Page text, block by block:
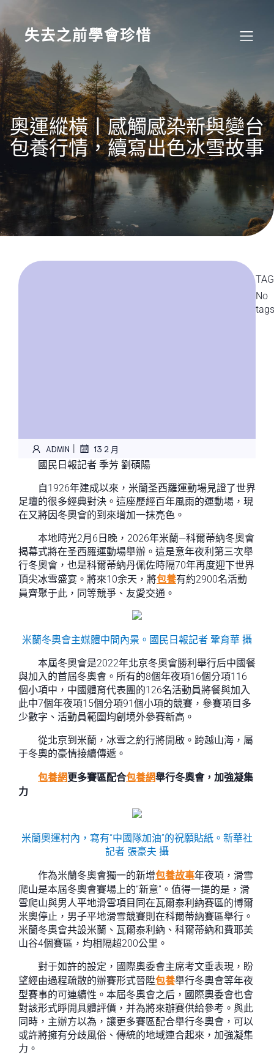
content
失去之前學會珍惜
奧運縱橫丨感觸感染新與變台
包養行情，續寫出色冰雪故事
ADMIN | 13 2 月
國民日報記者 季芳 劉碩陽
自1926年建成以來，米蘭圣西羅運動場見證了世界
足壇的很多經典對決。這座歷經百年風雨的運動場，現
在又將因冬奧會的到來增加一抹亮色。
本地時光2月6日晚，2026年米蘭—科爾蒂納冬奧會
揭幕式將在圣西羅運動場舉辦。這是意年夜利第三次舉
行冬奧會，也是科爾蒂納丹佩佐時隔70年再度迎下世界
頂尖冰雪盛宴。將來10余天，將包養有約2900名活動
員齊聚于此，同等競爭、友愛交通。
米蘭冬奧會主媒體中間內景。國民日報記者 鞏育華 攝
本屆冬奧會是2022年北京冬奧會勝利舉行后中國餐
與加入的首屆冬奧會。所有的8個年夜項16個分項116
個小項中，中國體育代表團的126名活動員將餐與加入
此中7個年夜項15個分項91個小項的競賽，參賽項目多
少數字、活動員範圍均創境外參賽新高。
從北京到米蘭，冰雪之約行將開啟。跨越山海，屬
于冬奧的豪情接續傳遞。
包養網更多賽區配合包養網舉行冬奧會，加強凝集
力
米蘭奧運村內，寫有“中國隊加油”的祝願貼紙。新華社
記者 張豪夫 攝
作為米蘭冬奧會獨一的新增包養故事年夜項，滑雪
爬山是本屆冬奧會賽場上的“新意”。值得一提的是，滑
雪爬山與男人平地滑雪項目同在瓦爾泰利納賽區的博爾
米奧停止，男子平地滑雪競賽則在科爾蒂納賽區舉行。
米蘭冬奧會共設米蘭、瓦爾泰利納、科爾蒂納和費耶美
山谷4個賽區，均相隔超200公里。
對于如許的設定，國際奧委會主席考文垂表現，盼
望經由過程疏散的辦賽形式晉陞包養舉行冬奧會等年夜
型賽事的可連續性。本屆冬奧會之后，國際奧委會也會
對該形式睜開具體評價，并為將來辦賽供給參考。與此
同時，主辦方以為，讓更多賽區配合舉行冬奧會，可以
或許將擁有分歧風俗、傳統的地域連合起來，加強凝集
力。
No
tags